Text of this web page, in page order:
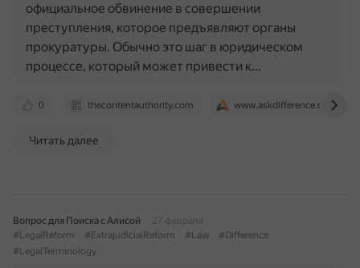
0 thecontentauthority.com www.askdifference.com
официальное обвинение в совершении
преступления, которое предъявляют органы
прокуратуры. Обычно это шаг в юридическом
процессе, который может привести к…
Читать далее
Вопрос для Поиска с Алисой
27 февраля
#LegalReform
#ExtrajudicialReform #Law
#Difference
#LegalTerminology